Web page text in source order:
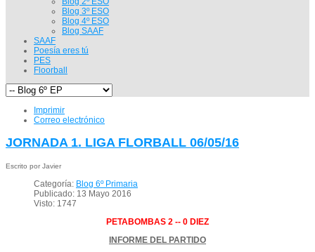
Blog 3º ESO
Blog 4º ESO
Blog SAAF
SAAF
Poesía eres tú
PES
Floorball
Imprimir
Correo electrónico
JORNADA 1. LIGA FLORBALL 06/05/16
Escrito por Javier
Categoría: Blog 6º Primaria
Publicado: 13 Mayo 2016
Visto: 1747
PETABOMBAS 2 -- 0 DIEZ
INFORME DEL PARTIDO